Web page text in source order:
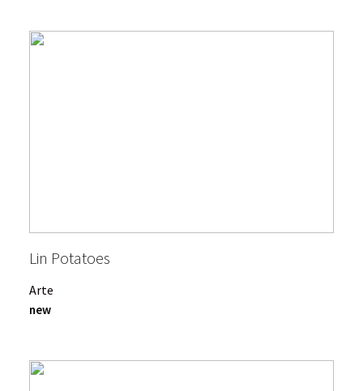
Lin Potatoes
Arte
new